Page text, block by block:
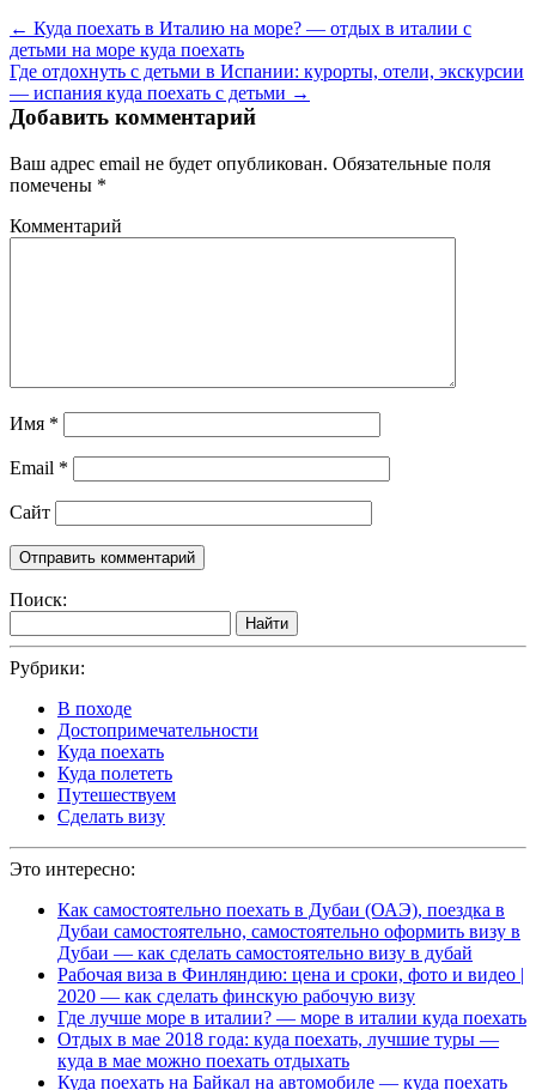
← Куда поехать в Италию на море? — отдых в италии с
детьми на море куда поехать
Где отдохнуть с детьми в Испании: курорты, отели, экскурсии
— испания куда поехать с детьми →
Добавить комментарий
Ваш адрес email не будет опубликован. Обязательные поля
помечены *
Комментарий
Имя *
Email *
Сайт
Поиск:
Найти
Рубрики:
В походе
Достопримечательности
Куда поехать
Куда полететь
Путешествуем
Сделать визу
Это интересно:
Как самостоятельно поехать в Дубаи (ОАЭ), поездка в
Дубаи самостоятельно, самостоятельно оформить визу в
Дубаи — как сделать самостоятельно визу в дубай
Рабочая виза в Финляндию: цена и сроки, фото и видео |
2020 — как сделать финскую рабочую визу
Где лучше море в италии? — море в италии куда поехать
Отдых в мае 2018 года: куда поехать, лучшие туры —
куда в мае можно поехать отдыхать
Куда поехать на Байкал на автомобиле — куда поехать